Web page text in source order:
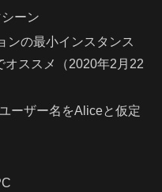
ーン
ンの最小インスタンス
オススメ（2020年2月22
ーザー名をAliceと仮定